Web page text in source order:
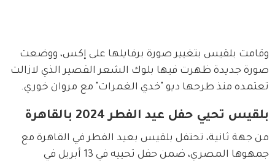
وقامت بلقيس بتغيير صورة برفايلها على إكس، ووضعت
صورة جديدة ظهرت فيها بلوك الشعر القصير الذي لازالت
تعتمده منذ طرحها ديو "خدي الغمرات" مع مروان خوري.
بلقيس تحيي حفل عيد الفطر 2024 بالقاهرة
من جهة ثانية، تحتفل بلقيس بعيد الفطر في القاهرة مع
جمهوها المصري، ضمن حفل تحييه في 13 أبريل في